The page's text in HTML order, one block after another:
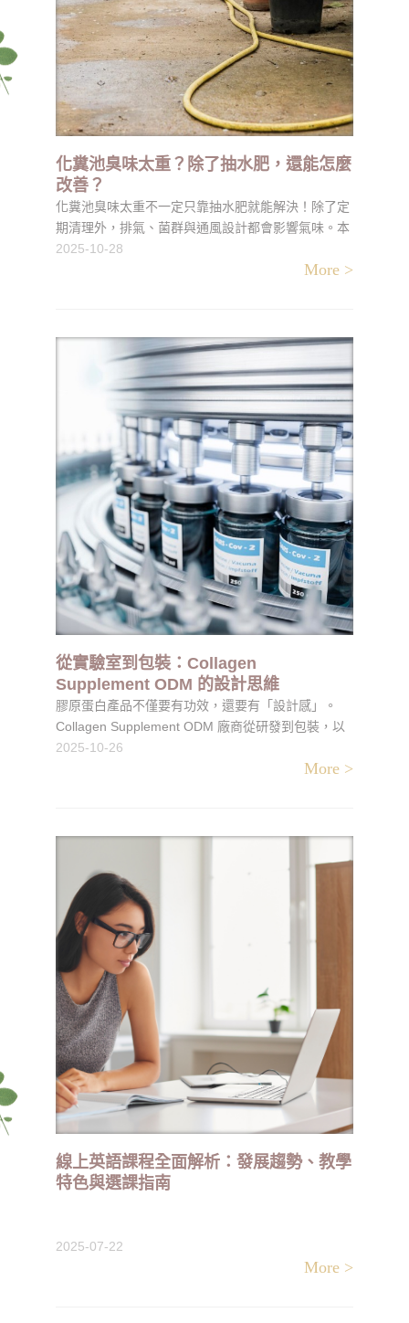
化糞池臭味太重？除了抽水肥，還能怎麼
改善？
化糞池臭味太重不一定只靠抽水肥就能解決！除了定
期清理外，排氣、菌群與通風設計都會影響氣味。本
文教你如何從源頭改善化糞池臭味，包括排氣管檢
查、封水層維護與使用益菌粉，幫助你打造乾淨、無
2025-10-28
More >
從實驗室到包裝：Collagen
Supplement ODM 的設計思維
膠原蛋白產品不僅要有功效，還要有「設計感」。
Collagen Supplement ODM 廠商從研發到包裝，以
使用者體驗為核心，整合產品造型、質地、色彩與品
牌故事，打造兼具專業與美學的健康產品。本文解析
2025-10-26
More >
線上英語課程全面解析：發展趨勢、教學
特色與選課指南
2025-07-22
More >